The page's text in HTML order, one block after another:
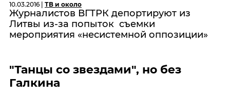
10.03.2016 | ТВ и около
Журналистов ВГТРК депортируют из
Литвы из-за попыток съемки
мероприятия «несистемной оппозиции»
"Танцы со звездами", но без
Галкина